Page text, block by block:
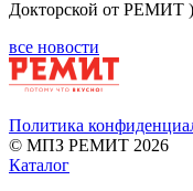
Докторской от РЕМИТ
все новости
Политика
© МПЗ РЕМИТ 2026
Каталог